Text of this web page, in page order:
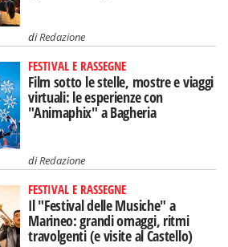
diRedazione
FESTIVAL E RASSEGNE
Film sotto le stelle, mostre e viaggi
virtuali: le esperienze con
"Animaphix" a Bagheria
diRedazione
FESTIVAL E RASSEGNE
Il "Festival delle Musiche" a
Marineo: grandi omaggi, ritmi
travolgenti (e visite al Castello)